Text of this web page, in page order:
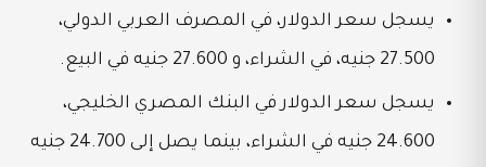
يسجل سعر الدولار، في المصرف العربي الدولي،
27.500 جنيه، في الشراء، و
27.600 جنيه في البيع.
يسجل سعر الدولار في البنك المصري الخليجي،
24.600 جنيه في الشراء، بينما يصل إلى 24.700 جنيه